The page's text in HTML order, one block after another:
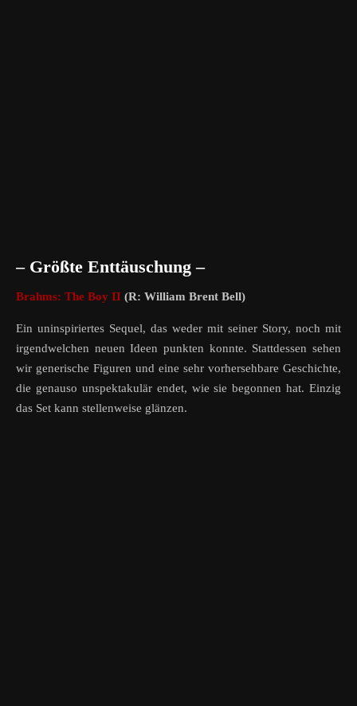
– Größte Enttäuschung –
Brahms: The Boy II (R: William Brent Bell)
Ein uninspiriertes Sequel, das weder mit seiner Story, noch mit
irgendwelchen neuen Ideen punkten konnte. Stattdessen sehen
wir generische Figuren und eine sehr vorhersehbare Geschichte,
die genauso unspektakulär endet, wie sie begonnen hat. Einzig
das Set kann stellenweise glänzen.